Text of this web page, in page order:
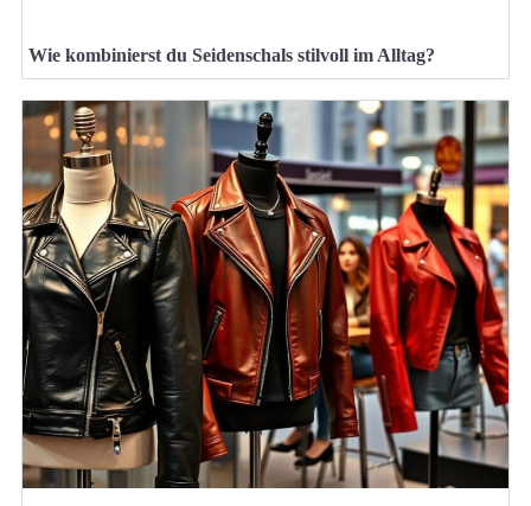
Wie kombinierst du Seidenschals stilvoll im Alltag?